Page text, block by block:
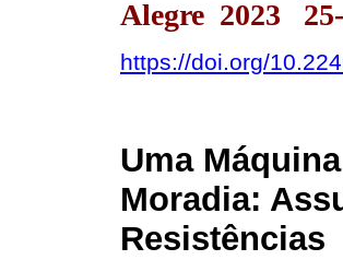
Alegre 2023
https://doi.org/
Uma
Moradia:
Resistências